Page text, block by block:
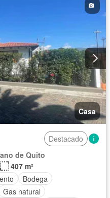
Casa
Destacado
de Quito
407 m²
Bodega
Gas natural